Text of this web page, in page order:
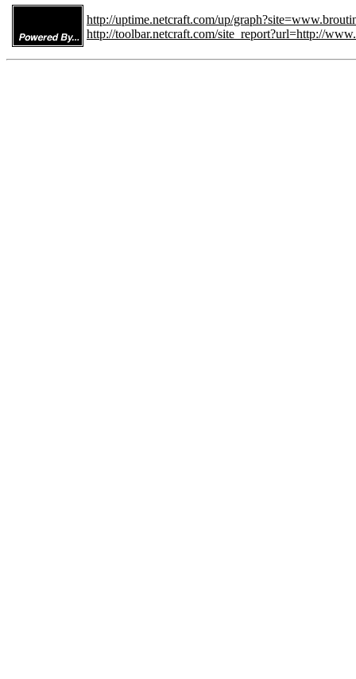
http://uptime.netcraft.com/up/
http://toolbar.netcraft.com/site_report?url=http://